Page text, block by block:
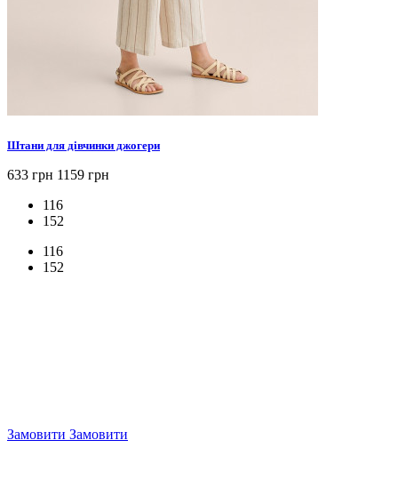
Штани для дівчинки джогери
633 грн 1159 грн
116
152
116
152
Замовити Замовити